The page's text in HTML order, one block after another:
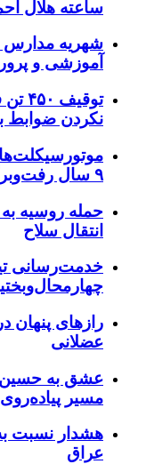
ساعته هلال
شهریه مدارس
آموزشی و
نکردن ضوابط
۹ سال رفت‌وبرگشت دارد
انتقال سلاح
خدمت‌رسانی
رازهای پنهان
عضلانی
عشق به
مسیر پیاده‌روی
هشدار نسبت
عراق